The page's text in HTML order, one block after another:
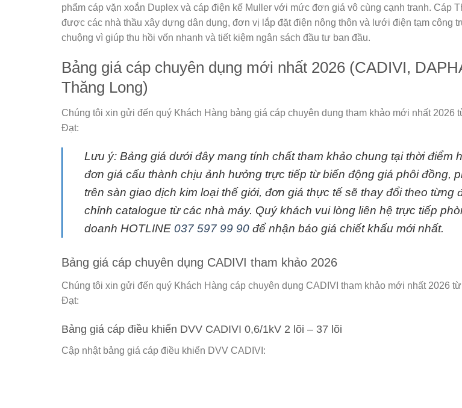
phẩm cáp vặn xoắn Duplex và cáp điện kế Muller với mức đơn giá vô cùng cạnh tranh. Cáp
được các nhà thầu xây dựng dân dụng, đơn vị lắp đặt điện nông thôn và lưới điện tạm công
chuộng vì giúp thu hồi vốn nhanh và tiết kiệm ngân sách đầu tư ban đầu.
Bảng giá cáp chuyên dụng mới nhất 2026 (CADIVI,
Thăng Long)
Chúng tôi xin gửi đến quý Khách Hàng bảng giá cáp chuyên dụng tham khảo mới nhất 2026
Đạt:
Lưu ý: Bảng giá dưới đây mang tính chất tham khảo chung tại thời điểm
đơn giá cấu thành chịu ảnh hưởng trực tiếp từ biến động giá phôi đồng,
trên sàn giao dịch kim loại thế giới, đơn giá thực tế sẽ thay đổi theo từng
chỉnh catalogue từ các nhà máy. Quý khách vui lòng liên hệ trực tiếp
doanh HOTLINE 037 597 99 90 để nhận báo giá chiết khấu mới nhất.
Bảng giá cáp chuyên dụng CADIVI tham khảo 2026
Chúng tôi xin gửi đến quý Khách Hàng cáp chuyên dụng CADIVI tham khảo mới nhất 2026 từ
Đạt:
Bảng giá cáp điều khiển DVV CADIVI 0,6/1kV 2 lõi – 37 lõi
Cập nhật bảng giá cáp điều khiển DVV CADIVI: